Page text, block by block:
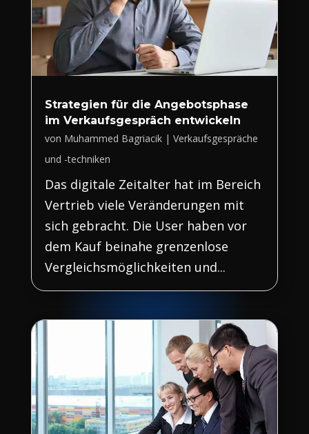
Strategien für die Angebotsphase
im Verkaufsgespräch entwickeln
von Muhammed Bagriacik| Verkaufsgespräche
und -techniken
Das digitale Zeitalter hat im Bereich
Vertrieb viele Veränderungen mit
sich gebracht. Die User haben vor
dem Kauf beinahe grenzenlose
Vergleichsmöglichkeiten und...